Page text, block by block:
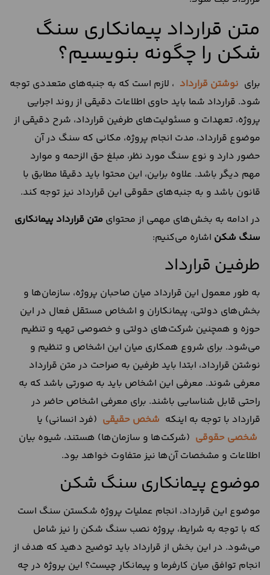
متن قرارداد پیمانکاری سنگ
شکن را چگونه بنویسیم؟
برای نوشتن قرارداد ، لازم است که به جنبه‌های متعددی توجه
شود. قرارداد شما باید حاوی اطلاعات دقیقی از روند اجرایی
پروژه، تعهدات و مسئولیت‌های طرفین قرارداد، شرح دقیقی از
موضوع قرارداد، مدت انجام پروژه، مکانی که سنگ در آن
حضور دارد و نوع سنگ مورد نظر، مبلغ حق الزحمه و موارد
مهم دیگر باشد. علاوه براین، این محتوا باید دقیقا مطابق با
قانون باشد و به جنبه‌های حقوقی این قرارداد نیز توجه کند.
در ادامه به بخش‌های مهمی از محتوای متن قرارداد پیمانکاری
سنگ شکن اشاره می‌کنیم:
طرفین قرارداد
به طور معمول این قرارداد میان صاحبان پروژه، سازمان‌ها و
بخش‌های دولتی، پیمانکاران و اشخاص مستقل فعال در این
حوزه و همچنین شرکت‌های دولتی و خصوصی تهیه و تنظیم
می‌شود. برای شروع همکاری میان این اشخاص و تنظیم و
نوشتن قرارداد، ابتدا باید طرفین به صراحت در متن قرارداد
معرفی شوند. معرفی این اشخاص باید به صورتی باشد که به
راحتی قابل شناسایی باشند. برای معرفی اشخاص حاضر در
قرارداد با توجه به اینکه شخص حقیقی (فرد انسانی) یا
شخصی حقوقی (شرکت‌ها و سازمان‌ها) هستند، شیوه بیان
اطلاعات و مشخصات آن‌ها نیز متفاوت خواهد بود.
موضوع پیمانکاری سنگ شکن
موضوع این قرارداد، انجام عملیات پروژه شکستن سنگ است
که با توجه به شرایط، پروژه نصب سنگ شکن را نیز شامل
می‌شود. در این بخش از قرارداد باید توضیح دهید که هدف از
انجام توافق میان کارفرما و پیمانکار چیست؟ این پروژه در چه